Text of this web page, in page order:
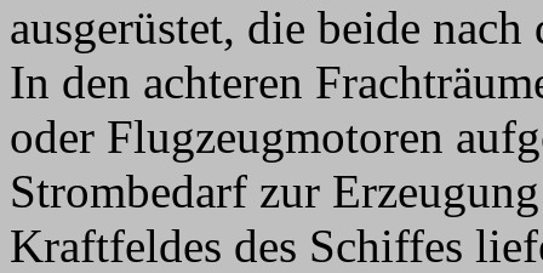
ausgerüstet, die beide
In den achteren
oder Flugzeugmotoren
Strombedarf zur
Kraftfeldes des Schiffes